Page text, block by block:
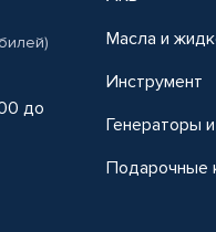
до
Масла и
Инструмент
Генераторы
Подарочные